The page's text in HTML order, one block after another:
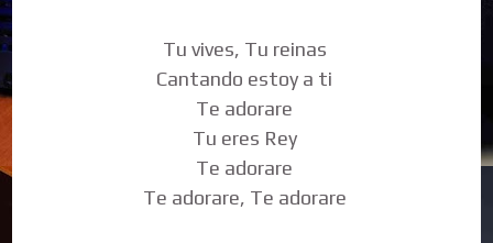
Tu vives, Tu reinas
Cantando estoy a ti
Te adorare
Tu eres Rey
Te adorare
Te adorare, Te adorare